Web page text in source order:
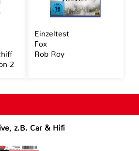
z.B. Car & Hifi
2
Einzeltest
Fox
Rob Roy